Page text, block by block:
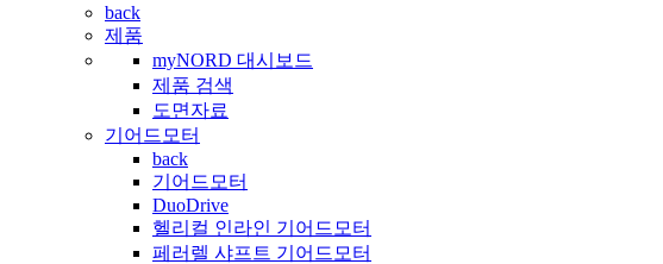
back
제품
myNORD 대시보드
제품 검색
도면자료
기어드모터
back
기어드모터
DuoDrive
헬리컬 인라인 기어드모터
페러렐 샤프트 기어드모터